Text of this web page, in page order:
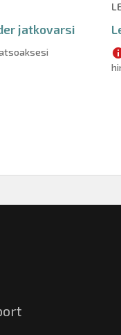
jatkovarsi